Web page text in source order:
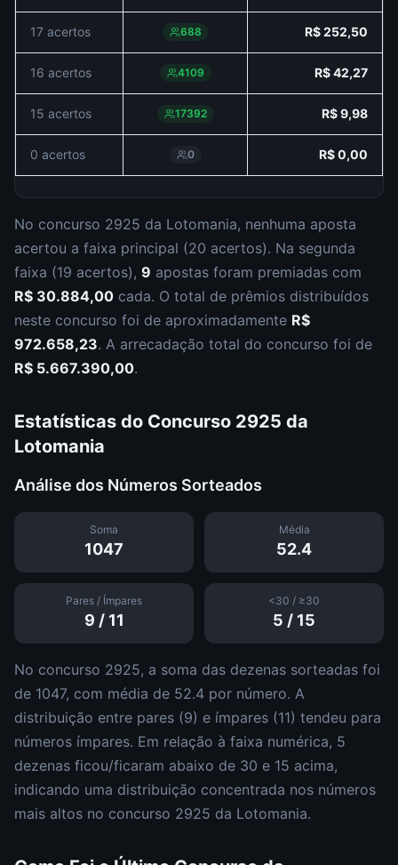
17 acertos 688 R$ 252,50
16 acertos 4109 R$ 42,27
15 acertos 17392 R$ 9,98
0 acertos 0 R$ 0,00
No concurso 2925 da Lotomania, nenhuma aposta
acertou a faixa principal (20 acertos). Na segunda
faixa (19 acertos), 9 apostas foram premiadas com
R$ 30.884,00 cada. O total de prêmios distribuídos
neste concurso foi de aproximadamente R$
972.658,23. A arrecadação total do concurso foi de
R$ 5.667.390,00.
Estatísticas do Concurso 2925 da
Lotomania
Análise dos Números Sorteados
Soma
1047
Média
52.4
Pares / Ímpares
9 / 11
<30 / ≥30
5 / 15
No concurso 2925, a soma das dezenas sorteadas foi
de 1047, com média de 52.4 por número. A
distribuição entre pares (9) e ímpares (11) tendeu para
números ímpares. Em relação à faixa numérica, 5
dezenas ficou/ficaram abaixo de 30 e 15 acima,
indicando uma distribuição concentrada nos números
mais altos no concurso 2925 da Lotomania.